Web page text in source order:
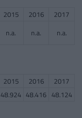
2015 2016
2017
n.a. n.a. n.a.
2015 2016
2017
48.924 48.416 48.124